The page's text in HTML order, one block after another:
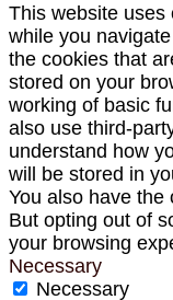
This website uses
while you
the cookies that
stored on your
working of basic
also use third-
understand how
will be stored in
You also have the
But opting out of
your browsing
Necessary
Necessary